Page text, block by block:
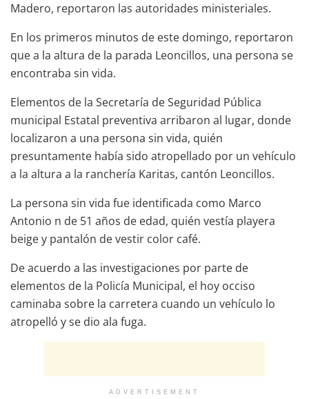
Madero, reportaron las autoridades ministeriales.
En los primeros minutos de este domingo, reportaron
que a la altura de la parada Leoncillos, una persona se
encontraba sin vida.
Elementos de la Secretaría de Seguridad Pública
municipal Estatal preventiva arribaron al lugar, donde
localizaron a una persona sin vida, quién
presuntamente había sido atropellado por un vehículo
a la altura a la ranchería Karitas, cantón Leoncillos.
La persona sin vida fue identificada como Marco
Antonio n de 51 años de edad, quién vestía playera
beige y pantalón de vestir color café.
De acuerdo a las investigaciones por parte de
elementos de la Policía Municipal, el hoy occiso
caminaba sobre la carretera cuando un vehículo lo
atropelló y se dio ala fuga.
ADVERTISEMENT